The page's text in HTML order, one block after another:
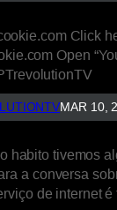
Click
Open
MAR 10,
tivemos
a conversa
de internet